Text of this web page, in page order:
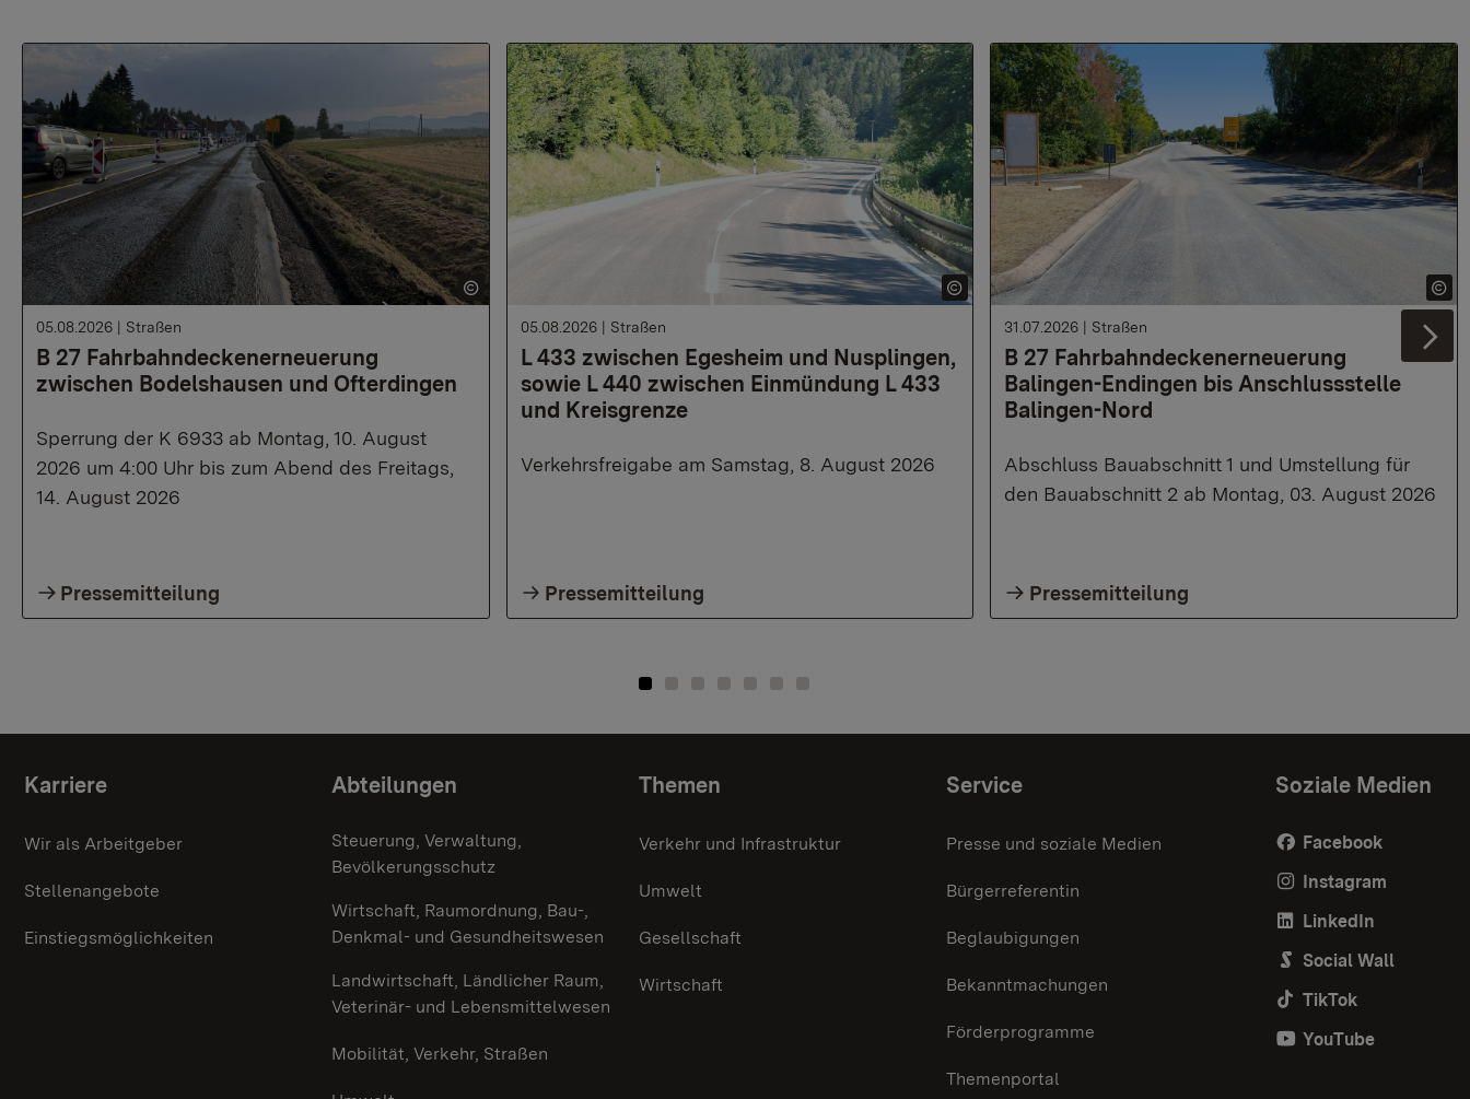
B 27 Fahrbahndeckenerneuerung
zwischen Bodelshausen und Ofterdingen
05.08.2026 | Straßen
Sperrung der K 6933 ab Montag, 10. August
2026 um 4:00 Uhr bis zum Abend des Freitags,
14. August 2026
Pressemitteilung
L 433 zwischen Egesheim und Nusplingen,
sowie L 440 zwischen Einmündung L 433
und Kreisgrenze
05.08.2026 | Straßen
Verkehrsfreigabe am Samstag, 8. August 2026
Pressemitteilung
B 27 Fahrbahndeckenerneuerung
Balingen-Endingen bis Anschlussstelle
Balingen-Nord
31.07.2026 | Straßen
Abschluss Bauabschnitt 1 und Umstellung für
den Bauabschnitt 2 ab Montag, 03. August 2026
Pressemitteilung
Themenübersicht
Karriere
Wir als Arbeitgeber
Stellenangebote
Einstiegsmöglichkeiten
Abteilungen
Steuerung, Verwaltung,
Bevölkerungsschutz
Wirtschaft, Raumordnung, Bau-,
Denkmal- und Gesundheitswesen
Landwirtschaft, Ländlicher Raum,
Veterinär- und Lebensmittelwesen
Mobilität, Verkehr, Straßen
Themen
Verkehr und Infrastruktur
Umwelt
Gesellschaft
Wirtschaft
Service
Presse und soziale Medien
Bürgerreferentin
Beglaubigungen
Bekanntmachungen
Förderprogramme
Themenportal
Soziale Medien
Facebook
Instagram
LinkedIn
Social Wall
TikTok
YouTube